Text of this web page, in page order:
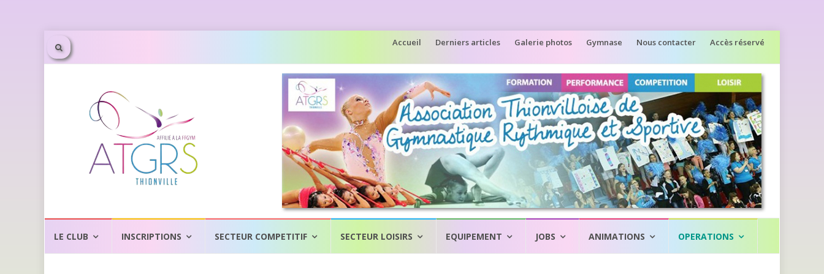
Aller
au
contenu
Accueil Derniers articles Galerie photos Gymnase Nous contacter Accès réservé
LE CLUB INSCRIPTIONS SECTEUR COMPETITIF SECTEUR LOISIRS EQUIPEMENT JOBS ANIMATIONS OPERATIONS